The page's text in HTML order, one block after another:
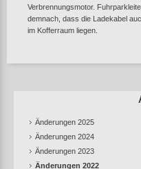
Änderungen 2025
Änderungen 2024
Änderungen 2023
Änderungen 2022
Verbrennungsmotor.
demnach, dass die Ladekabel
im Kofferraum liegen.